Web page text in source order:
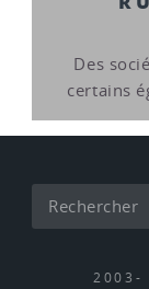
Des
certains
2003-